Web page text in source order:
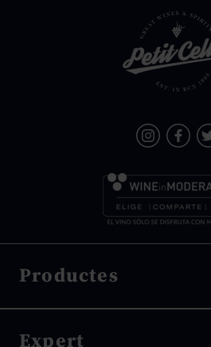
Productes
Expert